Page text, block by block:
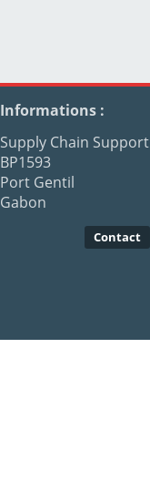
Informations :
Supply Chain Support
BP1593
Port Gentil
Gabon
Contact